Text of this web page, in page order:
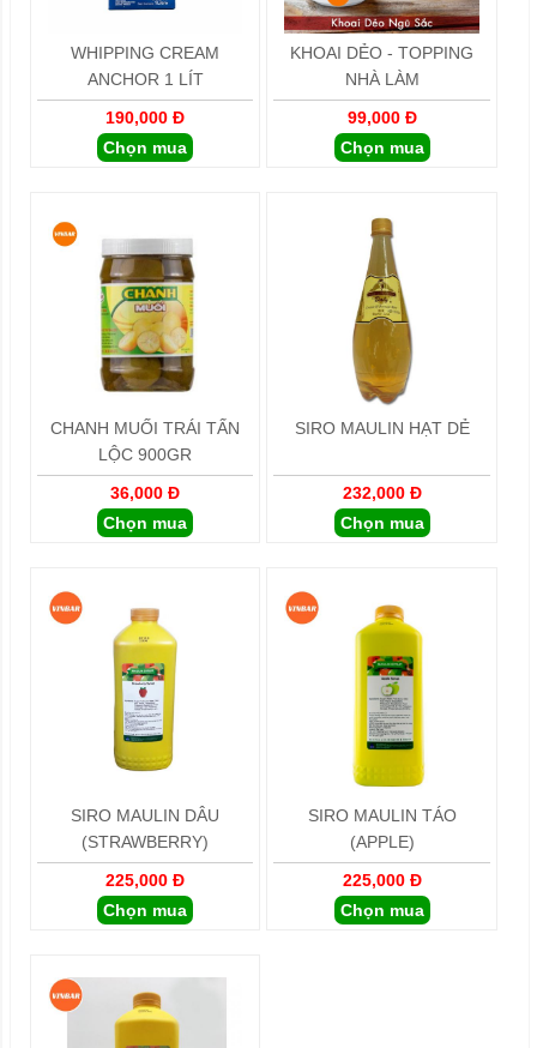
WHIPPING CREAM
ANCHOR 1 LÍT
190,000 Đ
Chọn mua
KHOAI DẺO - TOPPING
NHÀ LÀM
99,000 Đ
Chọn mua
CHANH MUỐI TRÁI TẤN
LỘC 900GR
36,000 Đ
Chọn mua
SIRO MAULIN HẠT DẺ
232,000 Đ
Chọn mua
SIRO MAULIN DÂU
(STRAWBERRY)
225,000 Đ
Chọn mua
SIRO MAULIN TÁO
(APPLE)
225,000 Đ
Chọn mua